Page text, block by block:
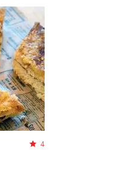
4